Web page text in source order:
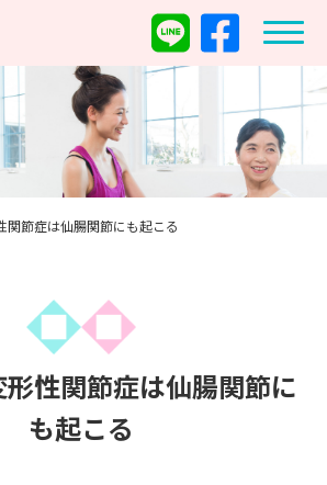
節症は仙腸関節にも起こる
性関節症は仙腸関節に
も起こる